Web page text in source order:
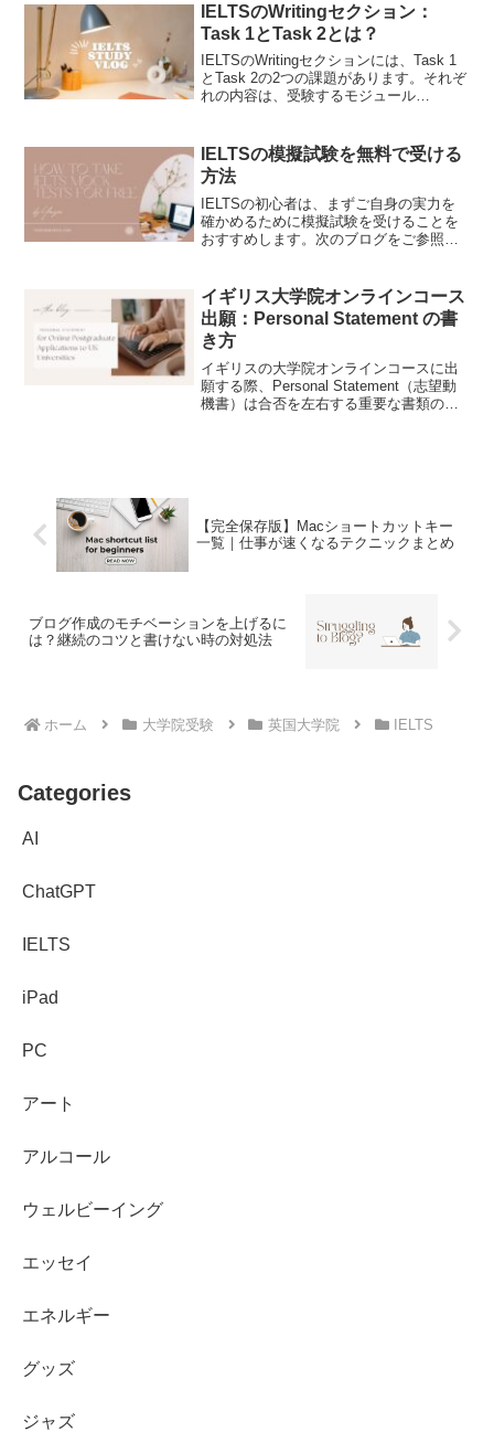
不安を感じる方も多いのではないでしょ
うか？社会人がイギリス大...
IELTSのWritingセクション：
Task 1とTask 2とは？
IELTSのWritingセクションには、Task 1
とTask 2の2つの課題があります。それぞ
れの内容は、受験するモジュール
Module...
IELTSの模擬試験を無料で受ける
方法
IELTSの初心者は、まずご自身の実力を
確かめるために模擬試験を受けることを
おすすめします。次のブログをご参照く
は、IELTSの公式サイトが提供する無料
の模擬試験・練習素...
イギリス大学院オンラインコース
出願：Personal Statement の書
き方
イギリスの大学院オンラインコースに出
願する際、Personal Statement（志望動
機書）は合否を左右する重要な書類の一
【完全保存版】Macショートカットキー
一覧｜仕事が速くなるテクニックまとめ
ブログ作成のモチベーションを上げるに
は？継続のコツと書けない時の対処法
ホーム 大学院受験 英国大学院 IELTS
Categories
AI
ChatGPT
IELTS
iPad
PC
アート
アルコール
ウェルビーイング
エッセイ
エネルギー
グッズ
ジャズ